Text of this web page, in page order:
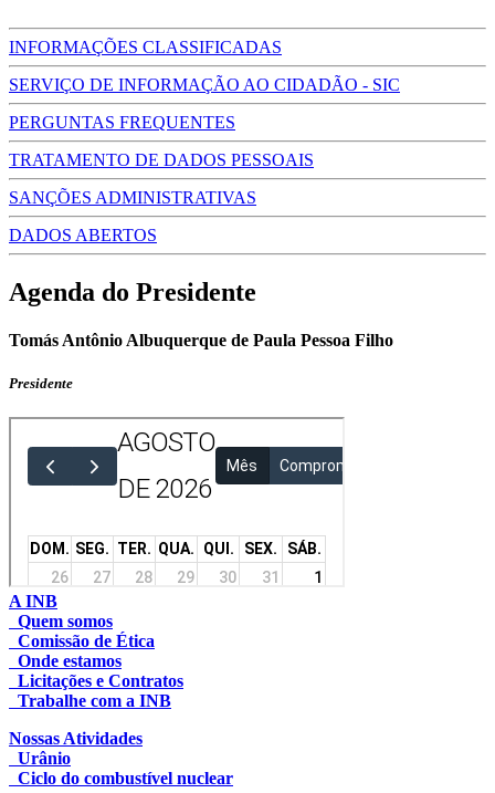
INFORMAÇÕES CLASSIFICADAS
SERVIÇO DE INFORMAÇÃO AO CIDADÃO - SIC
PERGUNTAS FREQUENTES
TRATAMENTO DE DADOS PESSOAIS
SANÇÕES ADMINISTRATIVAS
DADOS ABERTOS
Agenda do Presidente
Tomás Antônio Albuquerque de Paula Pessoa Filho
Presidente
A INB
Quem somos
Comissão de Ética
Onde estamos
Licitações e Contratos
Trabalhe com a INB
Nossas Atividades
Urânio
Ciclo do combustível nuclear